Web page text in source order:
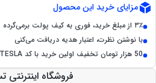
مزایای خرید این محصول
۳٪ از مبلغ خرید، فوری به کیف پولت برمی‌گرده
با نوشتن نظرت، اعتبار هدیه دریافت می‌کنی
50 هزار تومان تخفیف اولین خرید با کد TESLA
فروشگاه اینترنتی